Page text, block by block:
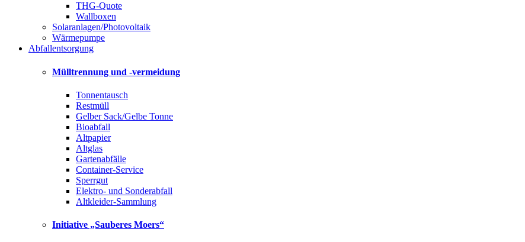
THG-Quote
Wallboxen
Solaranlagen/Photovoltaik
Wärmepumpe
Abfallentsorgung
Mülltrennung und -vermeidung
Tonnentausch
Restmüll
Gelber Sack/Gelbe Tonne
Bioabfall
Altpapier
Altglas
Gartenabfälle
Container-Service
Sperrgut
Elektro- und Sonderabfall
Altkleider-Sammlung
Initiative „Sauberes Moers“